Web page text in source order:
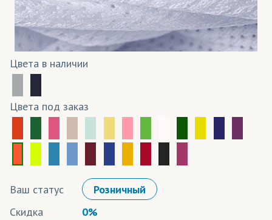
Цвета в наличии
Цвета под заказ
Ваш статус
Розничный
Скидка
0%